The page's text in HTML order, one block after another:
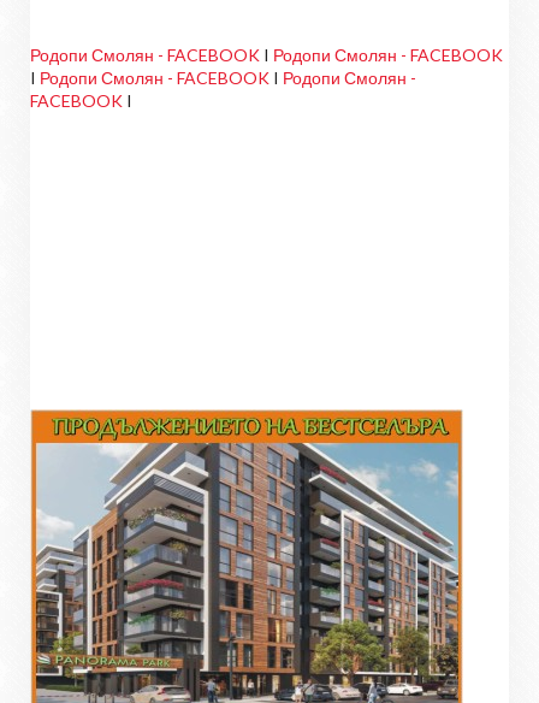
Родопи Смолян - FACEBOOK I Родопи Смолян - FACEBOOK
I Родопи Смолян - FACEBOOK I Родопи Смолян -
FACEBOOK I